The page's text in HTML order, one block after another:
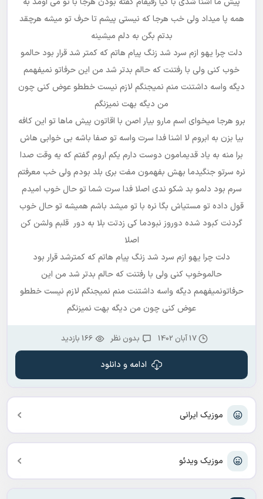
موزیک ایرانی
موزیک ویدئو
همه پا میداد ولی خب هرجا که نیستی پیشم تا حرف تو میشه هرچقد
بدتم بگن به دلم میشینه
دلت چرا یهو ازم سرد شد زنگ پیام هاتم که کمتر شد قرار بود حالمو
خوب کنی ولی با رفتنت که حالم بدتر شد من این حرفاتو نمیفهمم
دیگه واسه داشتنت منم نمیجنگم لازم نیست خططو عوض کنی چون
من دیگه بهت نمیزنگم
برو هرجا میخوای اسم مارو بیار اصن با اقاتون پیش ماها تو این کافه
بیا بزن به ابروم لا اشنا فدا سرت واسه تو صفا باشه بی خوابی هاش
برا منه به یاد قدیمامون دوست دارم یکم اروم گفتم که یه وقت صدا
نره سرتو جنگیدما بهش بفهمون مفت بری بلد بودم ولی خب معرفتم
سرم بود دلمو بد شکو ندی اصلا فدا سرت شما تو حال خوب امیدم
قول داده تو مستیاش بگا نره با تو میشد باشم همیشه تو حال خوب
گردنت کبود شده دوروز نبودما کی زدتت بلا به دور قلبم ولشن کن
اصلا
دلت چرا یهو ازم سرد شد زنگ پیام هاتم که کمترشد قرار بود
حالموخوب کنی ولی با رفتنت که حالم بدتر شد من این
حرفاتونمیفهمم دیگه واسه داشتنت منم نمیجنگم لازم نیست خططو
عوض کنی چون من دیگه بهت نمیزنگم
17 آبان 1402 بدون نظر 166 بازدید
ادامه و دانلود